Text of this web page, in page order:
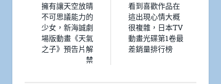
擁有讓天空放晴
不可思議能力的
少女，新海誠劇
場版動畫《天氣
之子》預告片解
禁
看到喜歡作品在
這出現心情大概
很複雜，日本TV
動畫光碟第1卷最
差銷量排行榜